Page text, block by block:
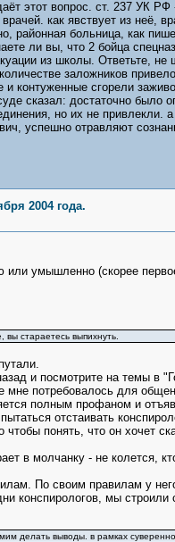
этот вопрос. ст. 237 УК
как явствует из неё,
районная больница, как
ли вы, что 2 бойца
из школы. Ответьте, не
заложников
и контуженные сгорели
сказал: достаточно
но их не привлекли.
успешно отравляют
2004 года.
умышленно (скорее
вы стараетесь выпихнуть.
и посмотрите на темы в
мне потребовалось для
полным профаном и
отстаивать
понять, что он хочет
в молчанку - не колется,
По своим правилам у
конспирологов, мы
делать выводы. в рамках